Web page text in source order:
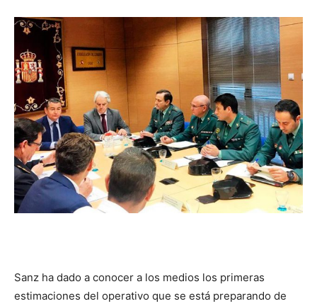
Sanz ha dado a conocer a los medios los primeras
estimaciones del operativo que se está preparando de